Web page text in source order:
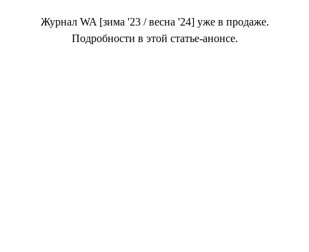
Журнал WA [зима '23 / весна '24] уже в продаже.
Подробности в этой статье-анонсе.